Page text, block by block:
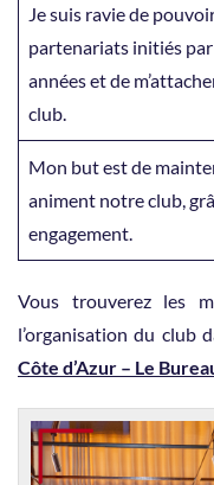
Je suis ravie de
partenariats initiés par
années et de
club.
Mon but est de
animent notre club,
engagement.
Vous trouverez les
l’organisation du club
Côte d’Azur – Le